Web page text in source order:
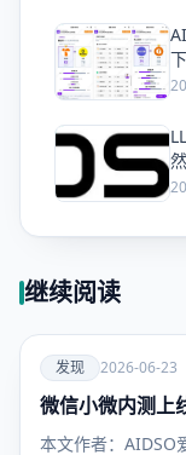
爱
爱
继续阅读
爱
发现
发现 2026-06-23
微信小微内测上
本文作者：AIDSO